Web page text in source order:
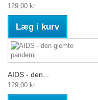
129,00 kr
Læg i kurv
AIDS - den...
129,00 kr